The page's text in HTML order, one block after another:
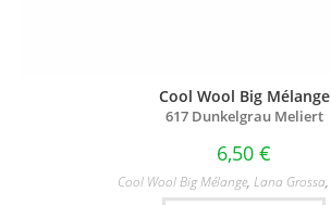
Cool Wool Big Mélange
617 Dunkelgrau Meliert
6,50 €
Cool Wool Big Mélange, Lana Grossa,